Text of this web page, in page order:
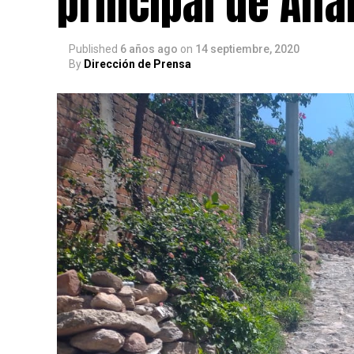
Published 6 años ago on 14 septiembre, 2020
By Dirección de Prensa